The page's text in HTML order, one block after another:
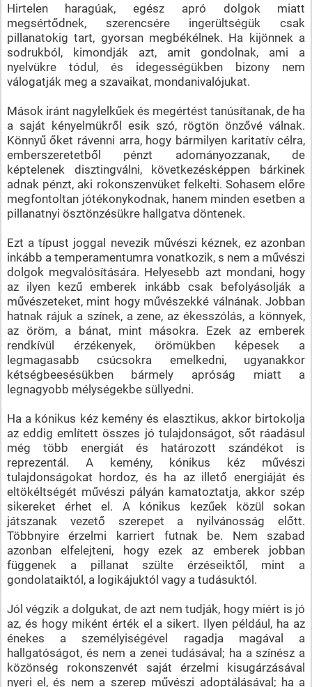
Hirtelen haragúak, egész apró dolgok miatt
megsértődnek, szerencsére ingerültségük csak
pillanatokig tart, gyorsan megbékélnek. Ha kijönnek a
sodrukból, kimondják azt, amit gondolnak, ami a
nyelvükre tódul, és idegességükben bizony nem
válogatják meg a szavaikat, mondanivalójukat.
Mások iránt nagylelkűek és megértést tanúsítanak, de ha
a saját kényelmükről esik szó, rögtön önzővé válnak.
Könnyű őket rávenni arra, hogy bármilyen karitatív célra,
emberszeretetből pénzt adományozzanak, de
képtelenek disztingválni, következésképpen bárkinek
adnak pénzt, aki rokonszenvüket felkelti. Sohasem előre
megfontoltan jótékonykodnak, hanem minden esetben a
pillanatnyi ösztönzésükre hallgatva döntenek.
Ezt a típust joggal nevezik művészi kéznek, ez azonban
inkább a temperamentumra vonatkozik, s nem a művészi
dolgok megvalósítására. Helyesebb azt mondani, hogy
az ilyen kezű emberek inkább csak befolyásolják a
művészeteket, mint hogy művészekké válnának. Jobban
hatnak rájuk a színek, a zene, az ékesszólás, a könnyek,
az öröm, a bánat, mint másokra. Ezek az emberek
rendkívül érzékenyek, örömükben képesek a
legmagasabb csúcsokra emelkedni, ugyanakkor
kétségbeesésükben bármely apróság miatt a
legnagyobb mélységekbe süllyedni.
Ha a kónikus kéz kemény és elasztikus, akkor birtokolja
az eddig említett összes jó tulajdonságot, sőt ráadásul
még több energiát és határozott szándékot is
reprezentál. A kemény, kónikus kéz művészi
tulajdonságokat hordoz, és ha az illető energiáját és
eltökéltségét művészi pályán kamatoztatja, akkor szép
sikereket érhet el. A kónikus kezűek közül sokan
játszanak vezető szerepet a nyilvánosság előtt.
Többnyire érzelmi karriert futnak be. Nem szabad
azonban elfelejteni, hogy ezek az emberek jobban
függenek a pillanat szülte érzéseiktől, mint a
gondolataiktól, a logikájuktól vagy a tudásuktól.
Jól végzik a dolgukat, de azt nem tudják, hogy miért is jó
az, és hogy miként érték el a sikert. Ilyen például, ha az
énekes a személyiségével ragadja magával a
hallgatóságot, és nem a zenei tudásával; ha a színész a
közönség rokonszenvét saját érzelmi kisugárzásával
nyeri el, és nem a szerep művészi adoptálásával; ha a